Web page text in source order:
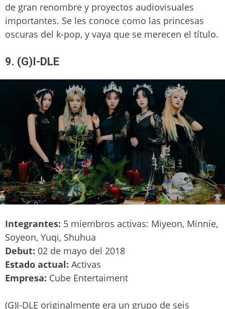
de gran renombre y proyectos audiovisuales
importantes. Se les conoce como las princesas
oscuras del k-pop, y vaya que se merecen el título.
9. (G)I-DLE
Integrantes: 5 miembros activas: Miyeon, Minnie,
Soyeon, Yuqi, Shuhua
Debut: 02 de mayo del 2018
Estado actual: Activas
Empresa: Cube Entertaiment
(G)I-DLE originalmente era un grupo de seis